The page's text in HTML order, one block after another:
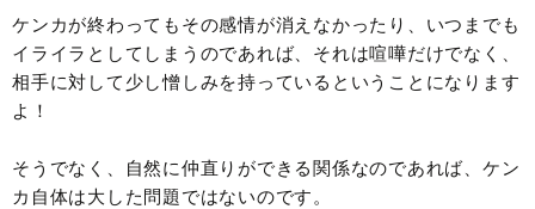
ケンカが終わってもその感情が消えなかったり、いつまでも
イライラとしてしまうのであれば、それは喧嘩だけでなく、
相手に対して少し憎しみを持っているということになります
よ！
そうでなく、自然に仲直りができる関係なのであれば、ケン
カ自体は大した問題ではないのです。